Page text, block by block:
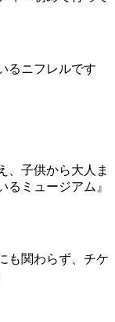
るニフレルです
、子供から大人ま
ミュージアム』
も関わらず、チケ